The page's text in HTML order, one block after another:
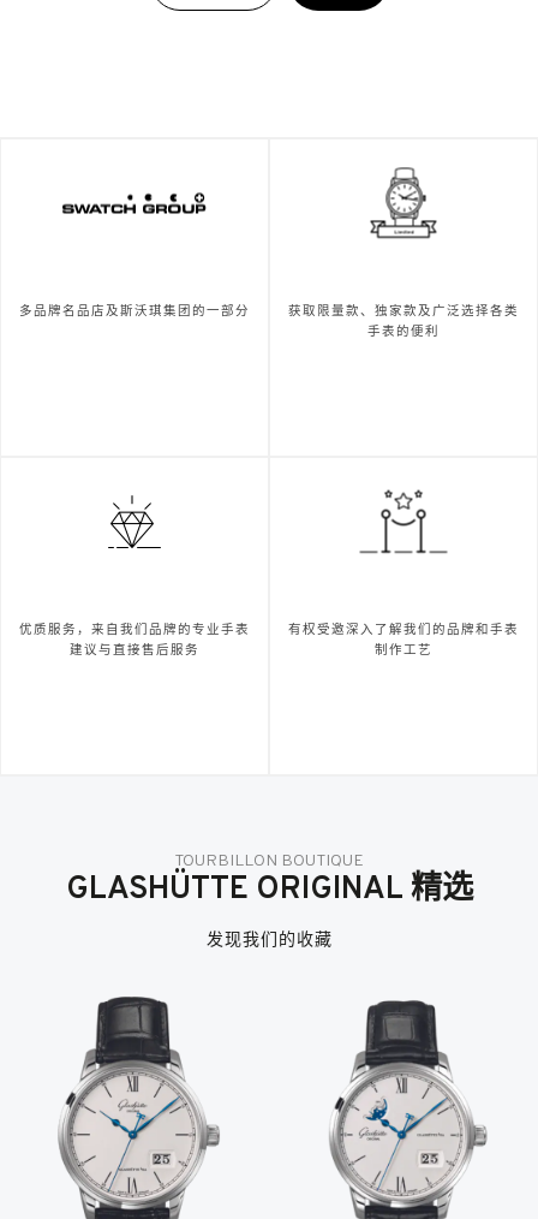
多品牌名品店及斯沃琪集团的一部分
获取限量款、独家款及广泛选择各类
手表的便利
优质服务，来自我们品牌的专业手表
建议与直接售后服务
有权受邀深入了解我们的品牌和手表
制作工艺
TOURBILLON BOUTIQUE
GLASHÜTTE ORIGINAL 精选
发现我们的收藏